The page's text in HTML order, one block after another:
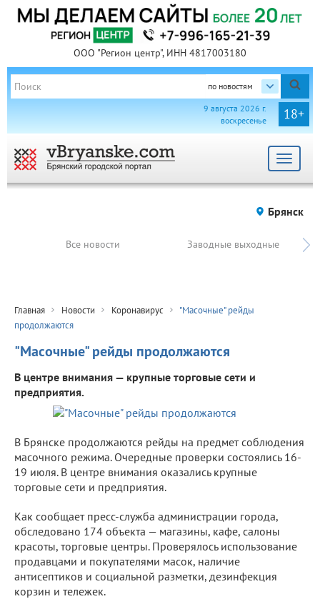
ООО "Регион центр", ИНН 4817003180
по новостям
18+
9 августа 2026 г.
воскресенье
Toggle
Брянск
Все новости Заводные выходные
Главная Новости Коронавирус
"Масочные" рейды
продолжаются
"Масочные" рейды продолжаются
В центре внимания — крупные торговые сети и
предприятия.
В Брянске продолжаются рейды на предмет соблюдения
масочного режима. Очередные проверки состоялись 16-
19 июля. В центре внимания оказались крупные
торговые сети и предприятия.
Как сообщает пресс-служба администрации города,
обследовано 174 объекта — магазины, кафе, салоны
красоты, торговые центры. Проверялось использование
продавцами и покупателями масок, наличие
антисептиков и социальной разметки, дезинфекция
корзин и тележек.